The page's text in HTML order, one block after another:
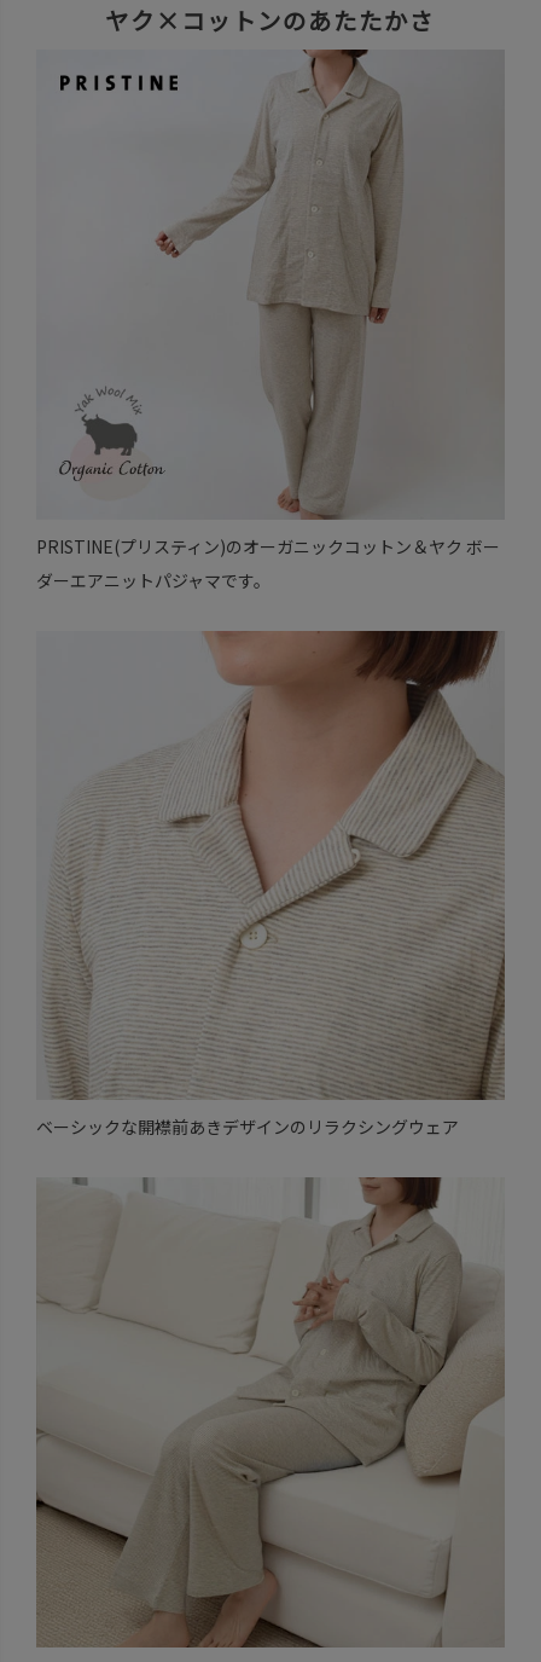
ヤク×コットンのあたたかさ
PRISTINE(プリスティン)のオーガニックコットン＆ヤク ボー
ダーエアニットパジャマです。
ベーシックな開襟前あきデザインのリラクシングウェア